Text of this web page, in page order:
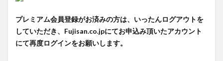
プレミアム会員登録がお済みの方は、いったんログアウトを
していただき、Fujisan.co.jpにてお申込み頂いたアカウント
にて再度ログインをお願いします。